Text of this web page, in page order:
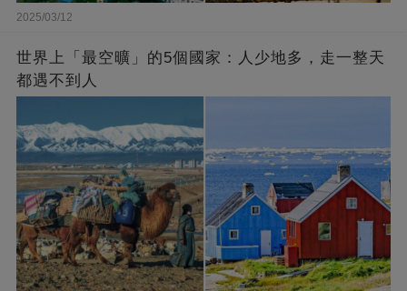
2025/03/12
世界上「最空曠」的5個國家：人少地多，走一整天
都遇不到人